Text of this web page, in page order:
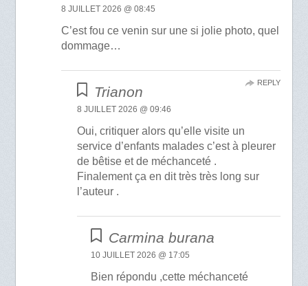
8 JUILLET 2026 @ 08:45
C’est fou ce venin sur une si jolie photo, quel
dommage…
Trianon
8 JUILLET 2026 @ 09:46
Oui, critiquer alors qu’elle visite un
service d’enfants malades c’est à pleurer
de bêtise et de méchanceté .
Finalement ça en dit très très long sur
l’auteur .
REPLY
Carmina burana
10 JUILLET 2026 @ 17:05
Bien répondu ,cette méchanceté